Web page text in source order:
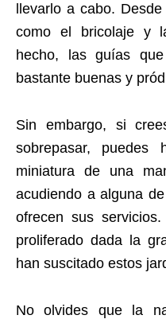
llevarlo a cabo.
como el bricolaje y
hecho, las guías
bastante buenas y
Sin embargo, si
sobrepasar,
miniatura de una
acudiendo a alguna
ofrecen sus
proliferado dada la
han suscitado estos
No olvides que la